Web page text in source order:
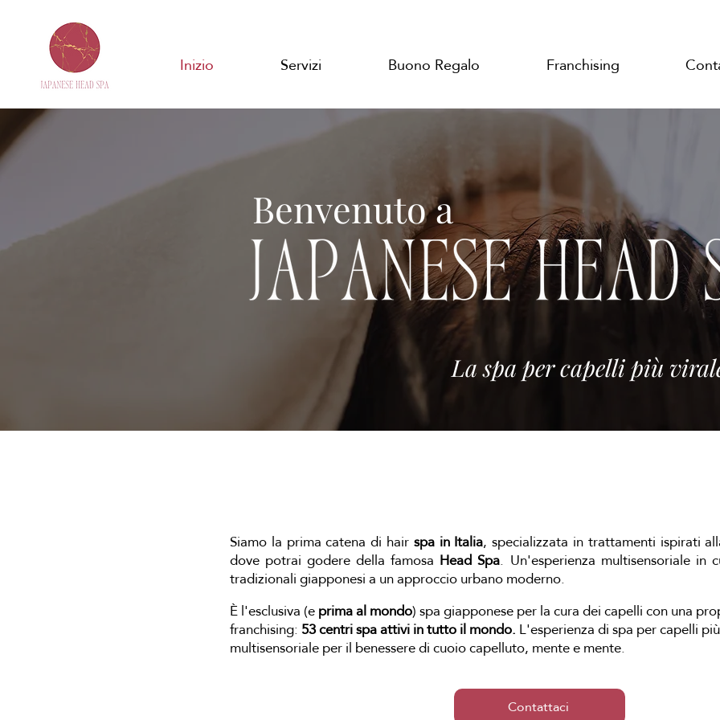
Inizio Servizi Buono Regalo Franchising
Benvenuto a
La spa per capelli più
Siamo la prima catena di hairspa in Italia, specializzata in trattamenti ispirati
dove potrai godere della famosa Head Spa. Un'esperienza multisensoriale in
tradizionali giapponesi a un approccio urbano moderno.
È l'esclusiva (eprima al mondo) spa giapponese per la cura dei capelli con una
franchising:53 centri spa attivi in ​​tutto il mondo.L'esperienza di spa per capelli
multisensoriale per il benessere di cuoio capelluto, mente e mente.
Contattaci